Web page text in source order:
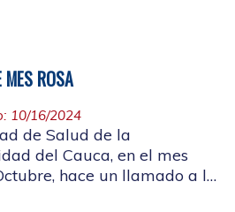
MES ROSA
10/16/2024
de Salud de la
del Cauca, en el mes
hace un llamado a la